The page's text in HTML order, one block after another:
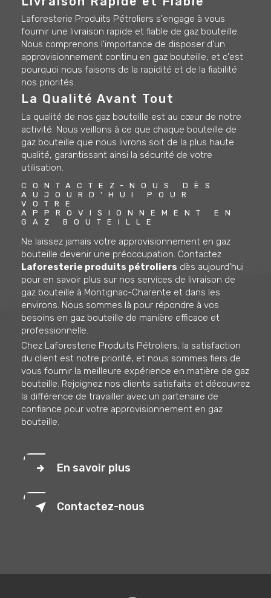
Laforesterie Produits Pétroliers s'engage à vous
fournir une livraison rapide et fiable de gaz bouteille.
Nous comprenons l'importance de disposer d'un
approvisionnement continu en gaz bouteille, et c'est
pourquoi nous faisons de la rapidité et de la fiabilité
nos priorités.
La Qualité Avant Tout
La qualité de nos gaz bouteille est au cœur de notre
activité. Nous veillons à ce que chaque bouteille de
gaz bouteille que nous livrons soit de la plus haute
qualité, garantissant ainsi la sécurité de votre
utilisation.
CONTACTEZ-NOUS DÈS
AUJOURD'HUI POUR
VOTRE
APPROVISIONNEMENT EN
GAZ BOUTEILLE
Ne laissez jamais votre approvisionnement en gaz
bouteille devenir une préoccupation. Contactez
Laforesterie produits pétroliers dès aujourd'hui
pour en savoir plus sur nos services de livraison de
gaz bouteille à Montignac-Charente et dans les
environs. Nous sommes là pour répondre à vos
besoins en gaz bouteille de manière efficace et
professionnelle.
Chez Laforesterie Produits Pétroliers, la satisfaction
du client est notre priorité, et nous sommes fiers de
vous fournir la meilleure expérience en matière de gaz
bouteille. Rejoignez nos clients satisfaits et découvrez
la différence de travailler avec un partenaire de
confiance pour votre approvisionnement en gaz
bouteille.
En savoir plus
Contactez-nous